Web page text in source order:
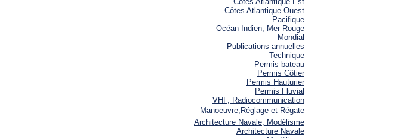
Côtes Atlantique Ouest
Pacifique
Océan Indien, Mer Rouge
Mondial
Publications annuelles
Technique
Permis bateau
Permis Côtier
Permis Hauturier
Permis Fluvial
VHF, Radiocommunication
Manoeuvre,Réglage et Régate
Architecture Navale, Modélisme
Architecture Navale